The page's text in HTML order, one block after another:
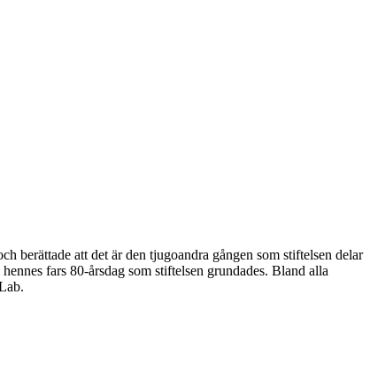
berättade att det är den tjugoandra gången som stiftelsen delar
fars 80-årsdag som stiftelsen grundades. Bland alla